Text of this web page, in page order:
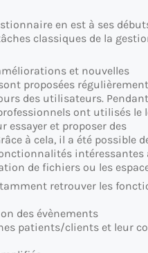
en est à ses
classiques de la
et nouvelles
proposées
des utilisateurs.
ont utilisés le
essayer et proposer des
à cela, il a été possible
intéressantes
de fichiers ou les
retrouver les
des évènements
patients/clients et leur